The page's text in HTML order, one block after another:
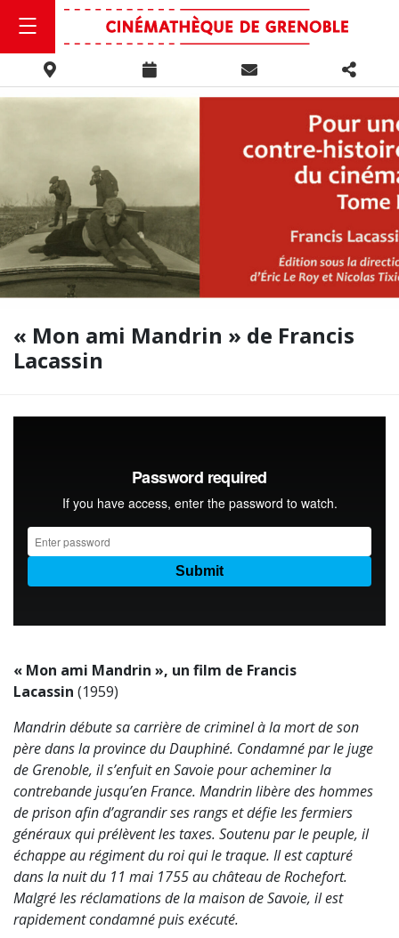
« Mon ami Mandrin » de Francis
Lacassin
« Mon ami Mandrin », un film de Francis
Lacassin (1959)
Mandrin débute sa carrière de criminel à la mort de son
père dans la province du Dauphiné. Condamné par le juge
de Grenoble, il s’enfuit en Savoie pour acheminer la
contrebande jusqu’en France. Mandrin libère des hommes
de prison afin d’agrandir ses rangs et défie les fermiers
généraux qui prélèvent les taxes. Soutenu par le peuple, il
échappe au régiment du roi qui le traque. Il est capturé
dans la nuit du 11 mai 1755 au château de Rochefort.
Malgré les réclamations de la maison de Savoie, il est
rapidement condamné puis exécuté.